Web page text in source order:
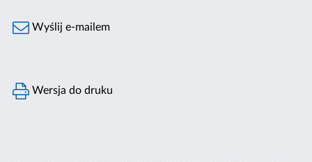
Wyślij e-mailem
Wersja do druku